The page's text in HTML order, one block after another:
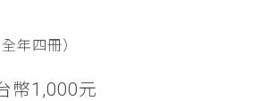
年四冊）
幣1,000元